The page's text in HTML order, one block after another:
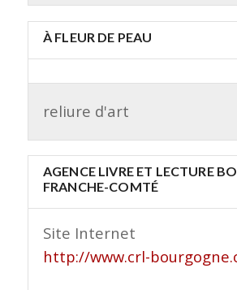
À FLEUR DE PEAU
reliure d'art
AGENCE LIVRE ET LECTURE
FRANCHE-COMTÉ
Site Internet
http://www.crl-